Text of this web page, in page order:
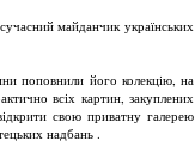
майданчик українських
поповнили його колекцію, на
всіх картин, закуплених
свою приватну галерею
надбань .